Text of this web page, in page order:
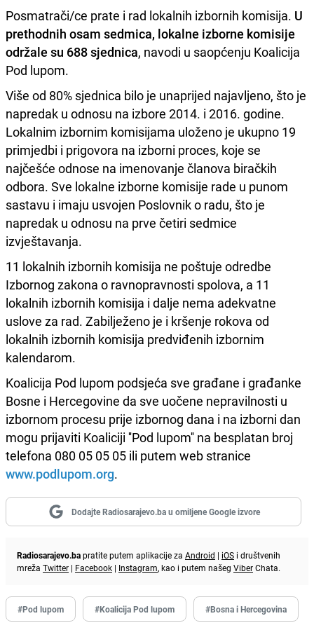
Posmatrači/ce prate i rad lokalnih izbornih komisija. U
prethodnih osam sedmica, lokalne izborne komisije
održale su 688 sjednica, navodi u saopćenju Koalicija
Pod lupom.
Više od 80% sjednica bilo je unaprijed najavljeno, što je
napredak u odnosu na izbore 2014. i 2016. godine.
Lokalnim izbornim komisijama uloženo je ukupno 19
primjedbi i prigovora na izborni proces, koje se
najčešće odnose na imenovanje članova biračkih
odbora. Sve lokalne izborne komisije rade u punom
sastavu i imaju usvojen Poslovnik o radu, što je
napredak u odnosu na prve četiri sedmice
izvještavanja.
11 lokalnih izbornih komisija ne poštuje odredbe
Izbornog zakona o ravnopravnosti spolova, a 11
lokalnih izbornih komisija i dalje nema adekvatne
uslove za rad. Zabilježeno je i kršenje rokova od
lokalnih izbornih komisija predviđenih izbornim
kalendarom.
Koalicija Pod lupom podsjeća sve građane i građanke
Bosne i Hercegovine da sve uočene nepravilnosti u
izbornom procesu prije izbornog dana i na izborni dan
mogu prijaviti Koaliciji ''Pod lupom'' na besplatan broj
telefona 080 05 05 05 ili putem web stranice
www.podlupom.org.
Dodajte Radiosarajevo.ba u omiljene Google izvore
Radiosarajevo.bapratite putem aplikacije za Android | iOS i društvenih
mreža Twitter | Facebook | Instagram, kao i putem našeg ViberChata.
#Pod lupom #Koalicija Pod lupom #Bosna i Hercegovina